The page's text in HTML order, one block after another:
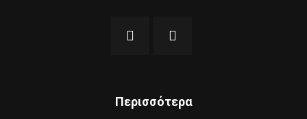
Περισσότερα